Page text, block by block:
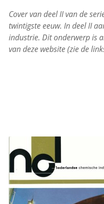
Cover van deel II van de
twintigste eeuw. In deel II
industrie. Dit onderwerp is
van deze website (zie de